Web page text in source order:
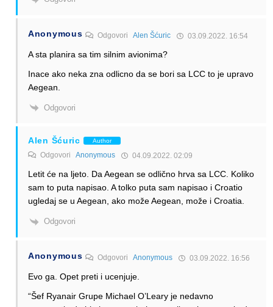
Anonymous OdgovoriAlen Šćuric 03.09.2022. 16:54
A sta planira sa tim silnim avionima?
Inace ako neka zna odlicno da se bori sa LCC to je upravo
Aegean.
Odgovori
Alen Šćuric Author
Odgovori Anonymous 04.09.2022. 02:09
Letit će na ljeto. Da Aegean se odlično hrva sa LCC. Koliko
sam to puta napisao. A tolko puta sam napisao i Croatio
ugledaj se u Aegean, ako može Aegean, može i Croatia.
Odgovori
Anonymous OdgovoriAnonymous 03.09.2022. 16:56
Evo ga. Opet preti i ucenjuje.
“Šef Ryanair Grupe Michael O’Leary je nedavno